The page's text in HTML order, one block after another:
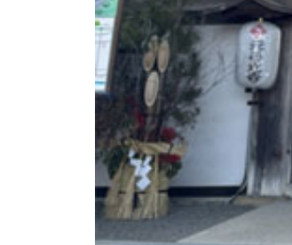
あけましておめでとうござい
去年1年間は厄年ではなかっ
雪道でのスリップ事故から始
最後の最後には．．．年末休
ンセルとなりました．．．（笑
ですが、年明け前には熱が下
り、年越しそばを食べ、地元